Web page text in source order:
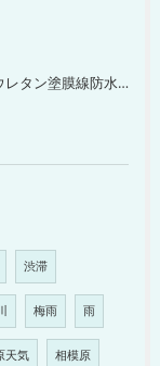
神奈川県厚木市小学校・ウレタン塗膜線防水工事
渋滞
梅雨 雨
天気 相模原